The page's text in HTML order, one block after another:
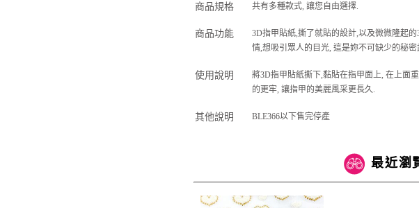
商品規格 共有多種款式, 讓您自由選擇.
商品功能
3D指甲貼紙,撕了就貼的設計,以及微微隆起
情,想吸引眾人的目光, 這是妳不可缺少的秘密
使用說明
將3D指甲貼紙撕下,黏貼在指甲面上, 在上面
的更牢, 讓指甲的美麗風采更長久.
其他說明 BLE366以下售完停產
最近瀏